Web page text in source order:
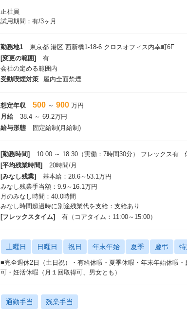
正社員
試用期間：有/3ヶ月
勤務地1
東京都 港区 西新橋1-18-6 クロスオフィス内幸町6F
[変更の範囲]
有
会社の定める範囲内
受動喫煙対策
屋内全面禁煙
想定年収 500 ～ 900 万円
月給
38.4 ～ 69.2万円
給与形態
固定給制(月給制)
[勤務時間]
10:00 ～ 18:30（実働：7時間30分） フレックス有
[平均残業時間]
20時間/月
[みなし残業]
基本給：28.6～53.1万円
みなし残業手当額：9.9～16.1万円
月のみなし時間：40.0時間
みなし時間超過時に別途残業代を支給：支給あり
[フレックスタイム]
有（コアタイム：11:00～15:00）
土曜日 日曜日 祝日 年末年始 夏季 慶弔 特
■完全週休2日（土日祝）・有給休暇・夏季休暇・年末年始休暇
可・妊活休暇（月１回取得可、男女とも）
通勤手当 残業手当